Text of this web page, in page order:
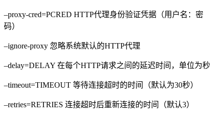
–proxy-cred=PCRED HTTP代理身份验证凭据（用户名：密
码）
–ignore-proxy 忽略系统默认的HTTP代理
–delay=DELAY 在每个HTTP请求之间的延迟时间，单位为秒
–timeout=TIMEOUT 等待连接超时的时间（默认为30秒）
–retries=RETRIES 连接超时后重新连接的时间（默认3）